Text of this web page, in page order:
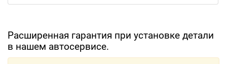
Расширенная гарантия при установке детали
в нашем автосервисе.